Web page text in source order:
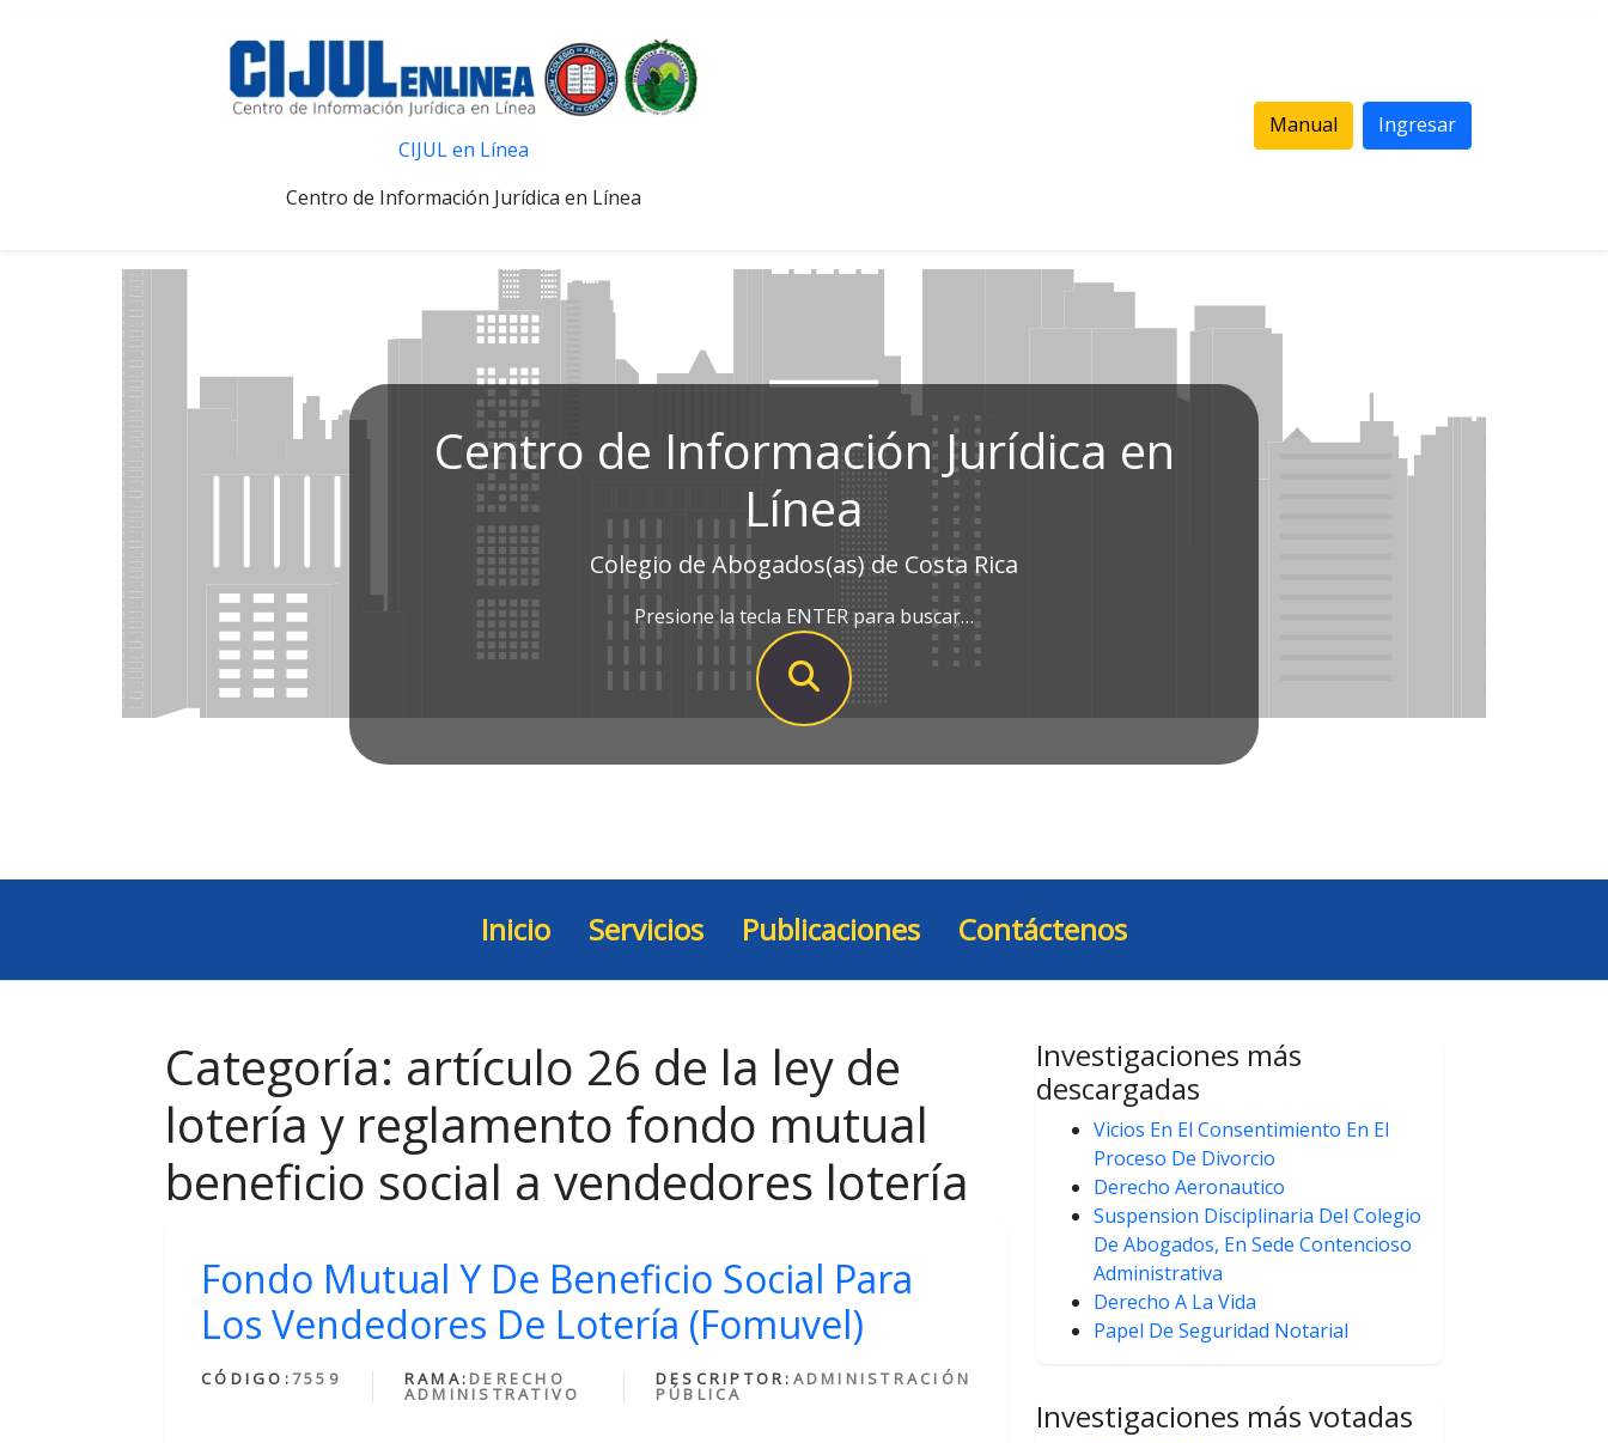
CIJUL en Línea
Centro de Información Jurídica en Línea
Manual Ingresar
Centro de Información Jurídica en
Línea
Colegio de Abogados(as) de Costa Rica
Presione la tecla ENTER para buscar…
Inicio Servicios Publicaciones Contáctenos
Categoría: artículo 26 de la ley de
lotería y reglamento fondo mutual
beneficio social a vendedores lotería
Fondo Mutual Y De Beneficio Social Para
Los Vendedores De Lotería (Fomuvel)
CÓDIGO: 7559 RAMA: DERECHO
ADMINISTRATIVO
DESCRIPTOR: ADMINISTRACIÓN
PÚBLICA
Investigaciones más
descargadas
Vicios En El Consentimiento En El
Proceso De Divorcio
Derecho Aeronautico
Suspension Disciplinaria Del Colegio
De Abogados, En Sede Contencioso
Administrativa
Derecho A La Vida
Papel De Seguridad Notarial
Investigaciones más votadas